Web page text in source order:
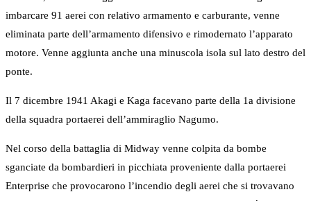
imbarcare 91 aerei con relativo armamento e carburante, venne
eliminata parte dell’armamento difensivo e rimodernato l’apparato
motore. Venne aggiunta anche una minuscola isola sul lato destro del
ponte.
Il 7 dicembre 1941 Akagi e Kaga facevano parte della 1a divisione
della squadra portaerei dell’ammiraglio Nagumo.
Nel corso della battaglia di Midway venne colpita da bombe
sganciate da bombardieri in picchiata proveniente dalla portaerei
Enterprise che provocarono l’incendio degli aerei che si trovavano